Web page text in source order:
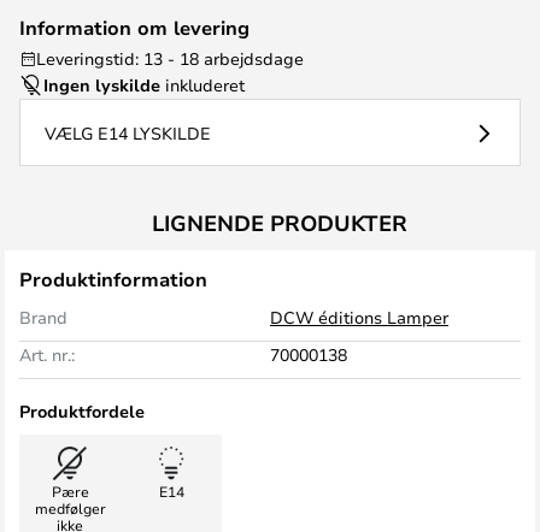
Information om levering
Leveringstid: 13 - 18 arbejdsdage
Ingen lyskilde inkluderet
VÆLG E14 LYSKILDE
LIGNENDE PRODUKTER
Produktinformation
Brand
DCW éditions Lamper
Art. nr.:
70000138
Produktfordele
Pære
medfølger
ikke
E14